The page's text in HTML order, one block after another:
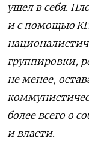
ушел в себя.
и с помощью
группировки,
не менее,
более всего о
и власти.